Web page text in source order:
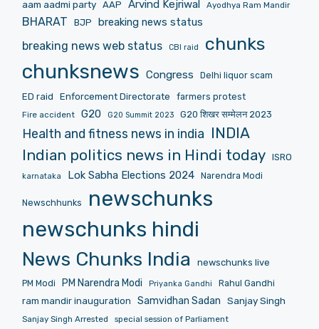
aam aadmi party AAP Arvind Kejriwal Ayodhya Ram Mandir
BHARAT BJP breaking news status
breaking news web status CBI raid chunks
chunksnews Congress
Delhi liquor scam
ED raid
Enforcement Directorate farmers protest
Fire accident G20 G20 Summit 2023 G20 शिखर सम्मेलन 2023
Health and fitness news in india
INDIA
Indian politics news in Hindi today
ISRO
karnataka Lok Sabha Elections 2024 Narendra Modi
Newschhunks
newschunks
newschunks hindi
News Chunks India
newschunks live
PM Modi
PM Narendra Modi Priyanka Gandhi
Rahul Gandhi
ram mandir inauguration
Samvidhan Sadan Sanjay Singh
Sanjay Singh Arrested special session of Parliament